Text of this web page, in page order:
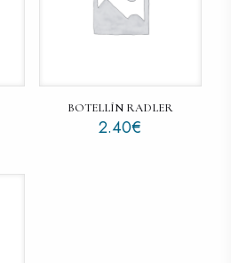
BOTELLÍN RADLER
2.40€